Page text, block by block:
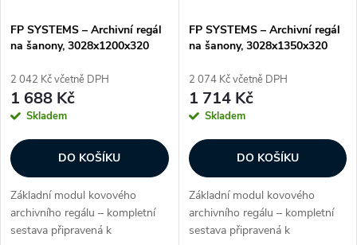
p
r
o
d
u
s
p
r
o
d
u
FP SYSTEMS – Archivní regál
na šanony, 3028x1200x320
2 042 Kč včetně DPH
1 688 Kč
Skladem
DO KOŠÍKU
Základní modul kovového
archivního regálu – kompletní
sestava připravená k
FP SYSTEMS – Archivní regál
na šanony, 3028x1350x320
2 074 Kč včetně DPH
1 714 Kč
Skladem
DO KOŠÍKU
Základní modul kovového
archivního regálu – kompletní
sestava připravená k